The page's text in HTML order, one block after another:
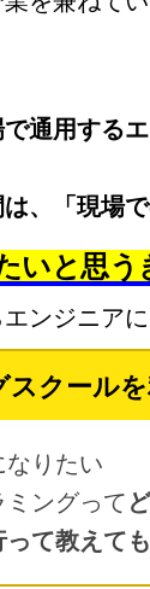
で通用する
、「現場
いと思う
ンジニア
クール
りたい
ングって
て教えて